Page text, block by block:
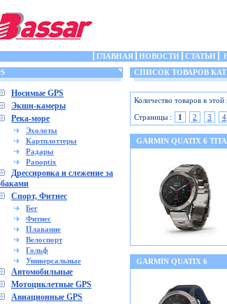
ГЛАВНАЯ НОВОСТИ СТАТЬИ
Носимые GPS
Экшн-камеры
Река-море
Эхолоты
Картплоттеры
Радары
Panoptix
Дрессировка и слежение за
Спорт, Фитнес
Бег
Фитнес
Плавание
Велоспорт
Гольф
Универсальные
Автомобильные
Мотоциклетные GPS
Авиационные GPS
СПИСОК ТОВАРОВ
Количество товаров в этой
Страницы :
1 2 3 4
GARMIN QUATIX 6
GARMIN QUATIX 6